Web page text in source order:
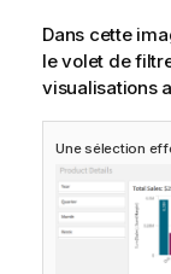
Dans cette
le volet de
visualisations
Une sélection